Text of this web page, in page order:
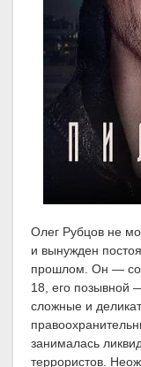
Олег Рубцов не
и вынужден
прошлом. Он —
18, его позывной
сложные и
занималась
террористов.